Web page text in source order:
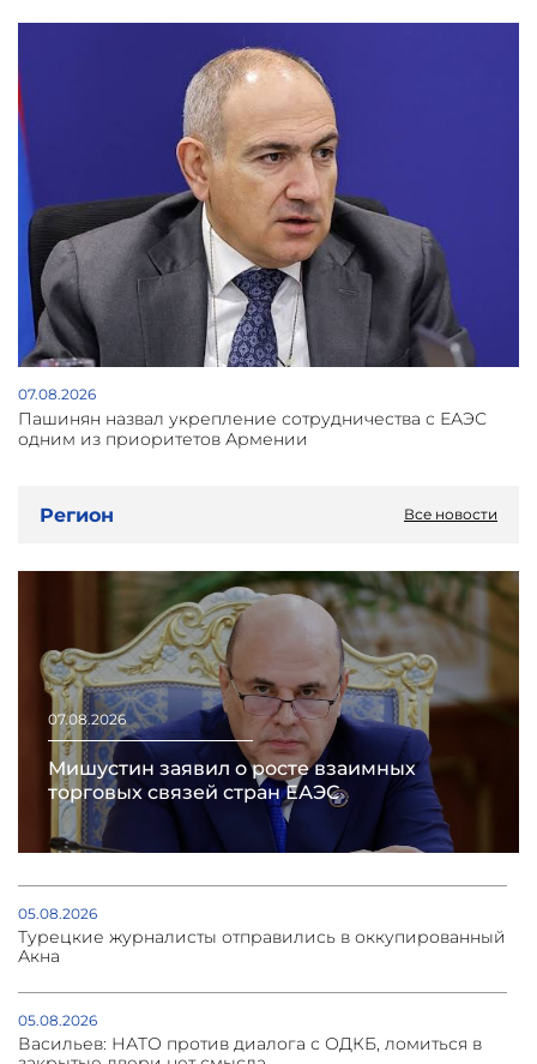
07.08.2026
Пашинян назвал укрепление сотрудничества с ЕАЭС
одним из приоритетов Армении
Регион Все новости
07.08.2026
Мишустин заявил о росте взаимных
торговых связей стран ЕАЭС
05.08.2026
Турецкие журналисты отправились в оккупированный
Акна
05.08.2026
Васильев: НАТО против диалога с ОДКБ, ломиться в